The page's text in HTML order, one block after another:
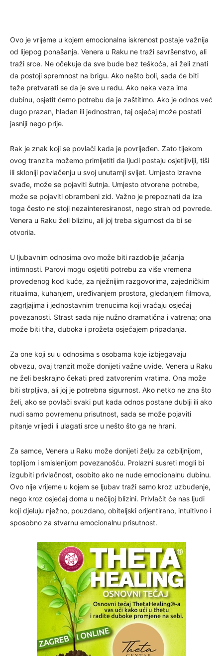
Ovo je vrijeme u kojem emocionalna iskrenost postaje važnija
od lijepog ponašanja. Venera u Raku ne traži savršenstvo, ali
traži srce. Ne očekuje da sve bude bez teškoća, ali želi znati
da postoji spremnost na brigu. Ako nešto boli, sada će biti
teže pretvarati se da je sve u redu. Ako neka veza ima
dubinu, osjetit ćemo potrebu da je zaštitimo. Ako je odnos već
dugo prazan, hladan ili jednostran, taj osjećaj može postati
jasniji nego prije.
Rak je znak koji se povlači kada je povrijeđen. Zato tijekom
ovog tranzita možemo primijetiti da ljudi postaju osjetljiviji, tiši
ili skloniji povlačenju u svoj unutarnji svijet. Umjesto izravne
svađe, može se pojaviti šutnja. Umjesto otvorene potrebe,
može se pojaviti obrambeni zid. Važno je prepoznati da iza
toga često ne stoji nezainteresiranost, nego strah od povrede.
Venera u Raku želi blizinu, ali joj treba sigurnost da bi se
otvorila.
U ljubavnim odnosima ovo može biti razdoblje jačanja
intimnosti. Parovi mogu osjetiti potrebu za više vremena
provedenog kod kuće, za nježnijim razgovorima, zajedničkim
ritualima, kuhanjem, uređivanjem prostora, gledanjem filmova,
zagrljajima i jednostavnim trenucima koji vraćaju osjećaj
povezanosti. Strast sada nije nužno dramatična i vatrena; ona
može biti tiha, duboka i prožeta osjećajem pripadanja.
Za one koji su u odnosima s osobama koje izbjegavaju
obvezu, ovaj tranzit može donijeti važne uvide. Venera u Raku
ne želi beskrajno čekati pred zatvorenim vratima. Ona može
biti strpljiva, ali joj je potrebna sigurnost. Ako netko ne zna što
želi, ako se povlači svaki put kada odnos postane dublji ili ako
nudi samo povremenu prisutnost, sada se može pojaviti
pitanje vrijedi li ulagati srce u nešto što ga ne hrani.
Za samce, Venera u Raku može donijeti želju za ozbiljnijom,
toplijom i smislenijom povezanošću. Prolazni susreti mogli bi
izgubiti privlačnost, osobito ako ne nude emocionalnu dubinu.
Ovo nije vrijeme u kojem se ljubav traži samo kroz uzbuđenje,
nego kroz osjećaj doma u nečijoj blizini. Privlačit će nas ljudi
koji djeluju nježno, pouzdano, obiteljski orijentirano, intuitivno i
sposobno za stvarnu emocionalnu prisutnost.